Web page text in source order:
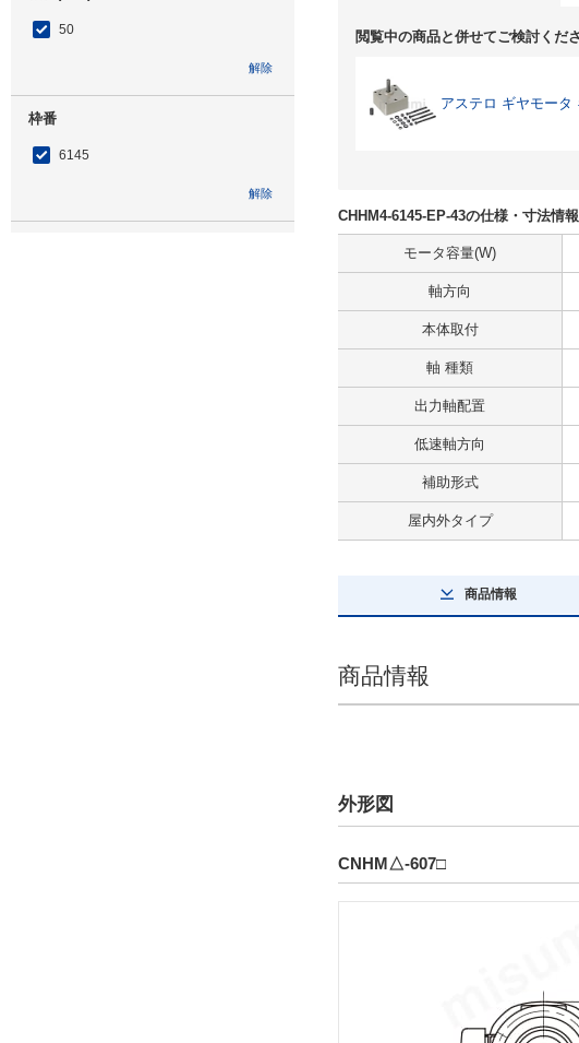
50
解除
枠番
6145
解除
閲覧中の商品と併せてご検討くだ
アステロ ギヤモータ
CHHM4-6145-EP-43の仕様・寸法情報
モータ容量(W)
軸方向
本体取付
軸 種類
出力軸配置
低速軸方向
補助形式
屋内外タイプ
商品情報
商品情報
外形図
CNHM△-607□